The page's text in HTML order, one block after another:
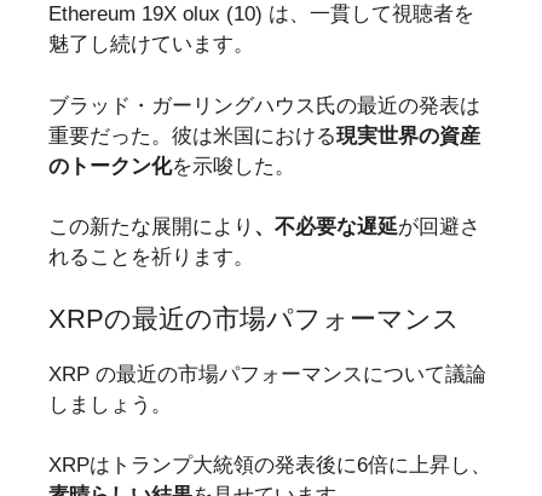
Ethereum 19X olux (10) は、一貫して視聴者を
魅了し続けています。
ブラッド・ガーリングハウス氏の最近の発表は
重要だった。彼は米国における現実世界の資産
のトークン化を示唆した。
この新たな展開により 、不必要な遅延が回避さ
れることを祈ります。
XRPの最近の市場パフォーマンス
XRP の最近の市場パフォーマンスについて議論
しましょう。
XRPはトランプ大統領の発表後に6倍に上昇し、